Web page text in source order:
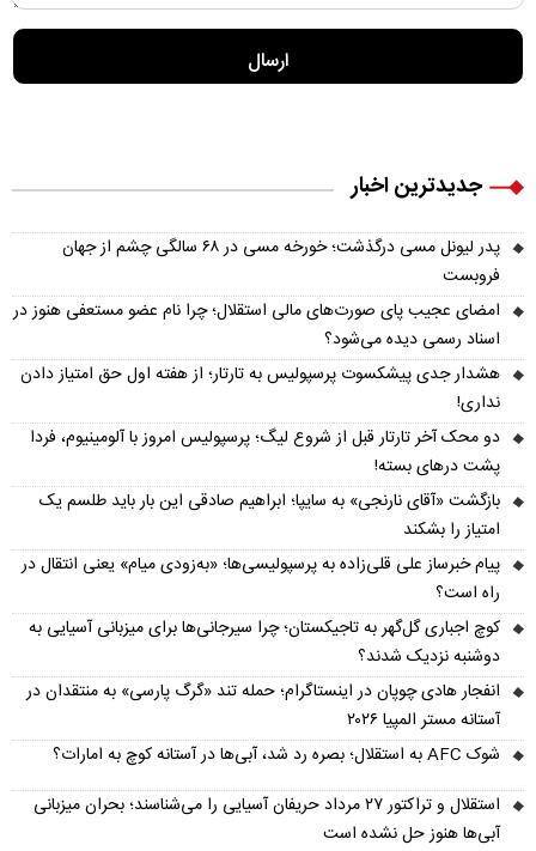
جدیدترین اخبار
پدر لیونل مسی درگذشت؛ خورخه مسی در ۶۸ سالگی چشم از جهان
فروبست
امضای عجیب پای صورت‌های مالی استقلال؛ چرا نام عضو مستعفی هنوز در
اسناد رسمی دیده می‌شود؟
هشدار جدی پیشکسوت پرسپولیس به تارتار؛ از هفته اول حق امتیاز دادن
نداری!
دو محک آخر تارتار قبل از شروع لیگ؛ پرسپولیس امروز با آلومینیوم، فردا
پشت درهای بسته!
بازگشت «آقای نارنجی» به سایپا؛ ابراهیم صادقی این بار باید طلسم یک
امتیاز را بشکند
پیام خبرساز علی قلی‌زاده به پرسپولیسی‌ها؛ «به‌زودی میام» یعنی انتقال در
راه است؟
کوچ اجباری گل‌گهر به تاجیکستان؛ چرا سیرجانی‌ها برای میزبانی آسیایی به
دوشنبه نزدیک شدند؟
انفجار هادی چوپان در اینستاگرام؛ حمله تند «گرگ پارسی» به منتقدان در
آستانه مستر المپیا ۲۰۲۶
شوک AFC به استقلال؛ بصره رد شد، آبی‌ها در آستانه کوچ به امارات؟
استقلال و تراکتور ۲۷ مرداد حریفان آسیایی را می‌شناسند؛ بحران میزبانی
آبی‌ها هنوز حل نشده است